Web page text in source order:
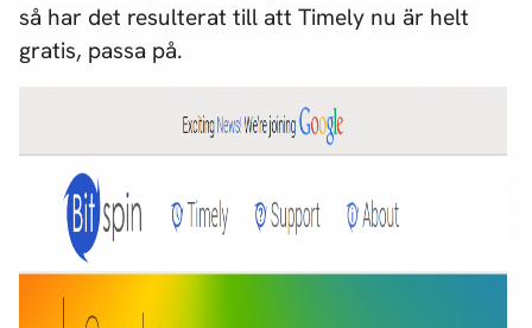
så har det resulterat till att Timely nu är helt
gratis, passa på.